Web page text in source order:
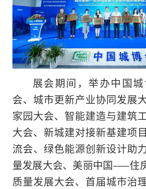
展会期间，举办中国
会、城市更新产业协同发展
家园大会、智能建造与建筑
大会、新城建对接新基建项
流会、绿色能源创新设计助
量发展大会、美丽中国——住
质量发展大会、首届城市治